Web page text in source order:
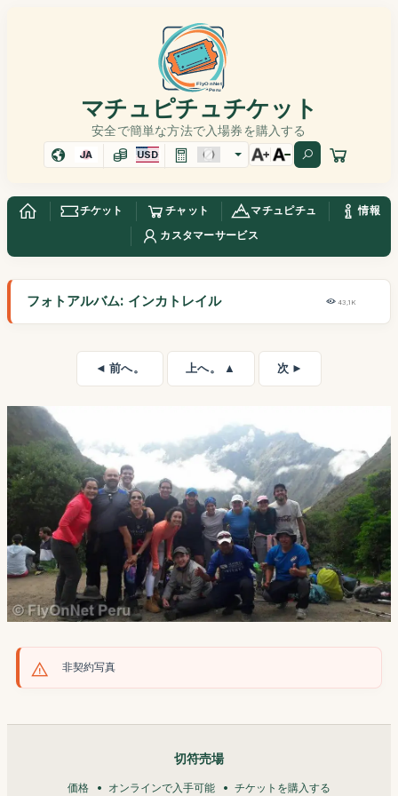
マチュピチュチケット
安全で簡単な方法で入場券を購入する
JA USD
チケット チャット マチュピチュ
情報
カスタマーサービス
フォトアルバム: インカトレイル 43,1K
◄ 前へ。 上へ。 ▲ 次 ►
非契約写真
切符売場
価格 オンラインで入手可能 チケットを購入する